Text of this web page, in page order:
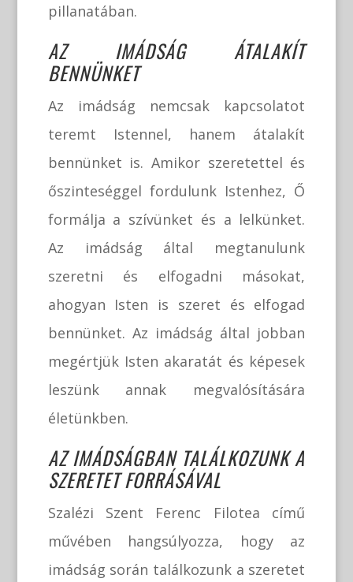
pillanatában.
AZ IMÁDSÁG ÁTALAKÍT
BENNÜNKET
Az imádság nemcsak kapcsolatot
teremt Istennel, hanem átalakít
bennünket is. Amikor szeretettel és
őszinteséggel fordulunk Istenhez, Ő
formálja a szívünket és a lelkünket.
Az imádság által megtanulunk
szeretni és elfogadni másokat,
ahogyan Isten is szeret és elfogad
bennünket. Az imádság által jobban
megértjük Isten akaratát és képesek
leszünk annak megvalósítására
életünkben.
AZ IMÁDSÁGBAN TALÁLKOZUNK A
SZERETET FORRÁSÁVAL
Szalézi Szent Ferenc Filotea című
művében hangsúlyozza, hogy az
imádság során találkozunk a szeretet